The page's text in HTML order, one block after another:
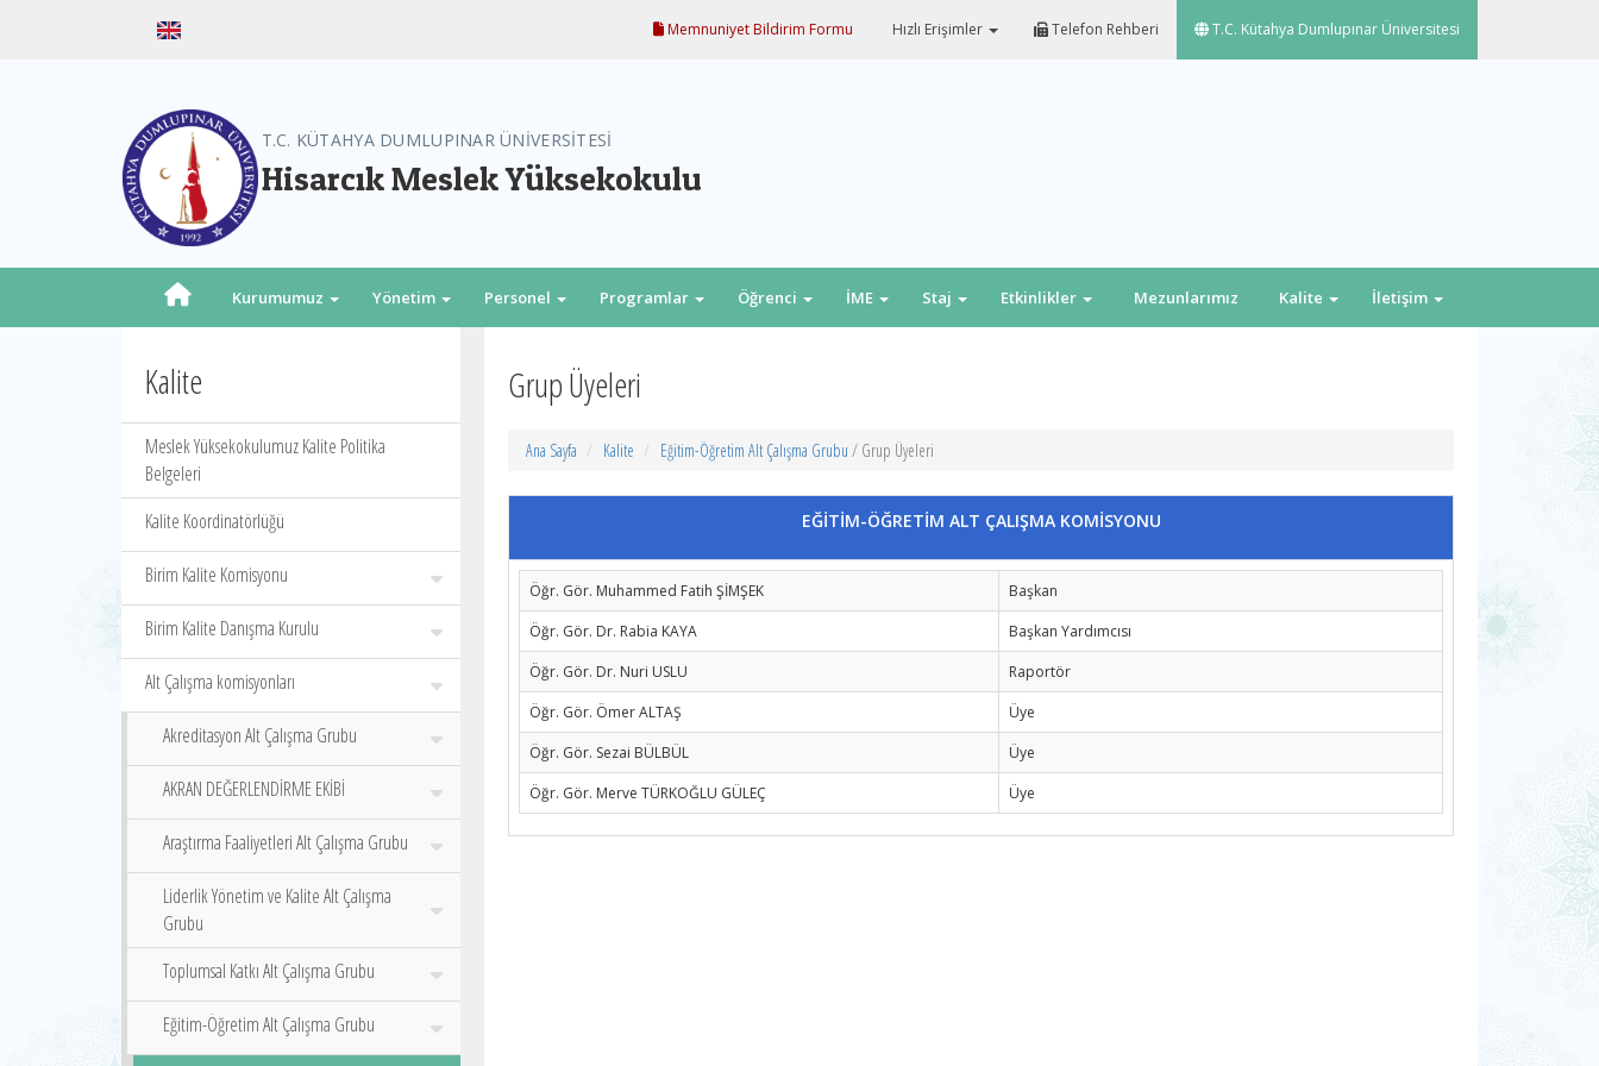
Memnuniyet Bildirim Formu Hızlı Erişimler Telefon Rehberi T.C. Kütahya Dumlupınar Üniversitesi
T.C. KÜTAHYA DUMLUPINAR ÜNİVERSİTESİ
Hisarcık Meslek Yüksekokulu
Kurumumuz Yönetim Personel Programlar Öğrenci İME Staj Etkinlikler Mezunlarımız Kalite İletişim
Kalite
Meslek Yüksekokulumuz Kalite Politika
Belgeleri
Kalite Koordinatörlüğü
Birim Kalite Komisyonu
Birim Kalite Danışma Kurulu
Alt Çalışma komisyonları
Akreditasyon Alt Çalışma Grubu
AKRAN DEĞERLENDİRME EKİBİ
Araştırma Faaliyetleri Alt Çalışma Grubu
Liderlik Yönetim ve Kalite Alt Çalışma
Grubu
Toplumsal Katkı Alt Çalışma Grubu
Eğitim-Öğretim Alt Çalışma Grubu
Grup Üyeleri
Ana Sayfa Kalite Eğitim-Öğretim Alt Çalışma Grubu / Grup Üyeleri
EĞİTİM-ÖĞRETİM ALT ÇALIŞMA KOMİSYONU
Öğr. Gör. Muhammed Fatih ŞİMŞEK
Başkan
Öğr. Gör. Dr. Rabia KAYA
Başkan Yardımcısı
Öğr. Gör. Dr. Nuri USLU
Raportör
Öğr. Gör. Ömer ALTAŞ
Üye
Öğr. Gör. Sezai BÜLBÜL
Üye
Öğr. Gör. Merve TÜRKOĞLU GÜLEÇ
Üye